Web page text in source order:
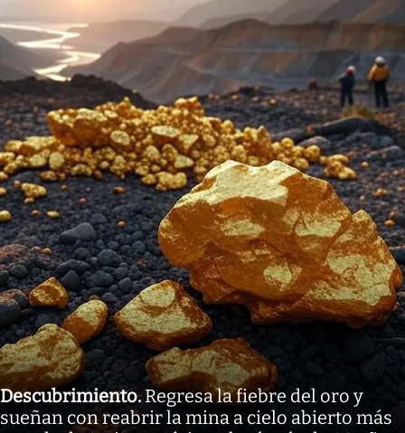
Descubrimiento.Regresa la fiebre del oro y
sueñan con reabrir la mina a cielo abierto más